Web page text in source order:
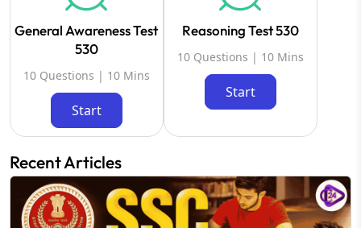
General Awareness Test
530
10 Questions | 10 Mins
Start
Reasoning Test 530
10 Questions | 10 Mins
Start
Recent Articles